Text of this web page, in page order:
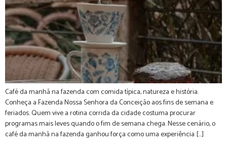
Café da manhã na fazenda com comida típica, natureza e história.
Conheça a Fazenda Nossa Senhora da Conceição aos fins de semana e
feriados. Quem vive a rotina corrida da cidade costuma procurar
programas mais leves quando o fim de semana chega. Nesse cenário, o
café da manhã na fazenda ganhou força como uma experiência […]